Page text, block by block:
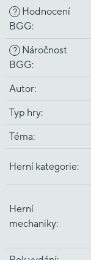
? Hodnocení
BGG:
? Náročnost
BGG:
Autor:
Typ hry:
Téma:
Herní kategorie:
Herní
mechaniky: